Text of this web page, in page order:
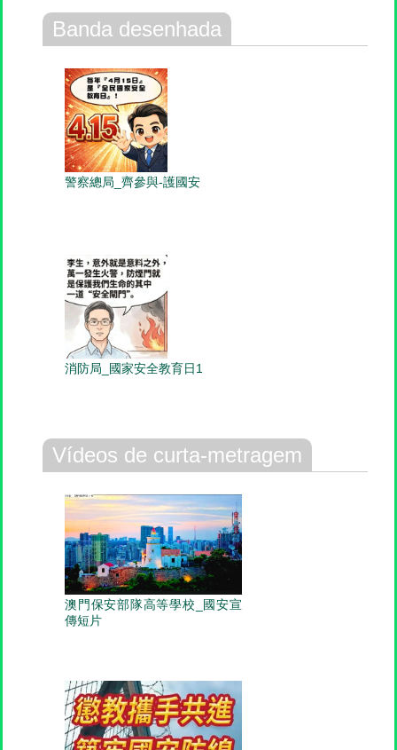
Banda desenhada
警察總局_齊參與-護國安
消防局_國家安全教育日1
Vídeos de curta-metragem
澳門保安部隊高等學校_國安宣
傳短片